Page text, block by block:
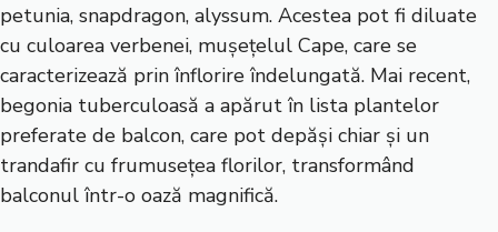
petunia, snapdragon, alyssum. Acestea pot fi diluate
cu culoarea verbenei, mușețelul Cape, care se
caracterizează prin înflorire îndelungată. Mai recent,
begonia tuberculoasă a apărut în lista plantelor
preferate de balcon, care pot depăși chiar și un
trandafir cu frumusețea florilor, transformând
balconul într-o oază magnifică.